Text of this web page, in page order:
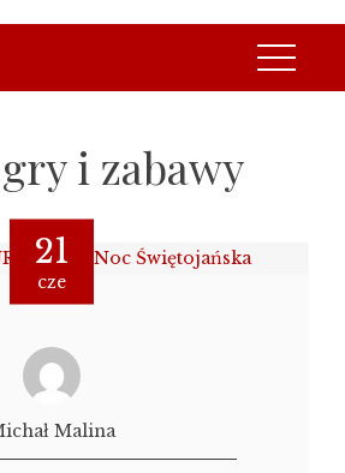
gry i zabawy
21
cze
Malina